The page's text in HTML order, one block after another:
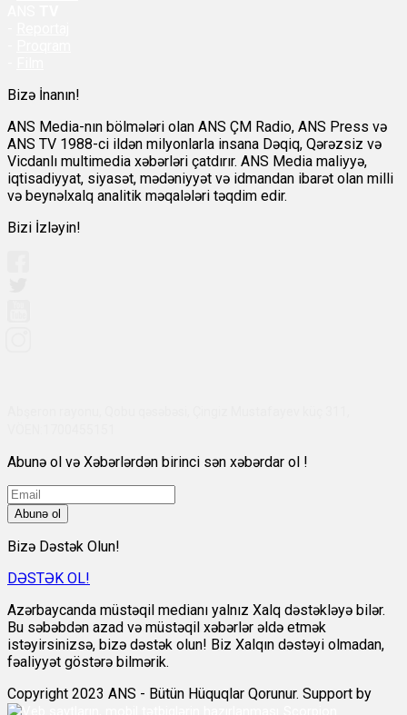
Bizə İnanın!
ANS Media-nın bölmələri olan ANS ÇM Radio, ANS Press və
ANS TV 1988-ci ildən milyonlarla insana Dəqiq, Qərəzsiz və
Vicdanlı multimedia xəbərləri çatdırır. ANS Media maliyyə,
iqtisadiyyat, siyasət, mədəniyyət və idmandan ibarət olan milli
və beynəlxalq analitik məqalələri təqdim edir.
Bizi İzləyin!
Abunə ol və Xəbərlərdən birinci sən xəbərdar ol !
Abunə ol
Bizə Dəstək Olun!
DƏSTƏK OL!
Azərbaycanda müstəqil medianı yalnız Xalq dəstəkləyə bilər.
Bu səbəbdən azad və müstəqil xəbərlər əldə etmək
istəyirsinizsə, bizə dəstək olun! Biz Xalqın dəstəyi olmadan,
fəaliyyət göstərə bilmərik.
Copyright 2023 ANS - Bütün Hüquqlar Qorunur. Support by